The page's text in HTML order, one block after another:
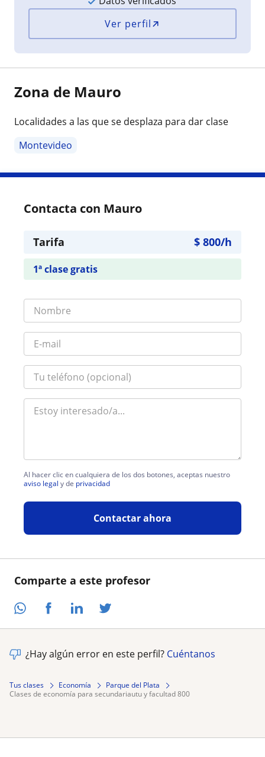
Comparte a este profesor
Ver perfil
Zona de Mauro
Localidades a las que se desplaza para dar clase
Montevideo
Contacta con Mauro
Tarifa $ 800/h
1ª clase gratis
Al hacer clic en cualquiera de los dos botones, aceptas nuestro
aviso legal y de privacidad
Contactar ahora
¿Hay algún error en este perfil? Cuéntanos
Tus clases Economía
Parque del Plata
clases de economía para secundariautu y facultad 800